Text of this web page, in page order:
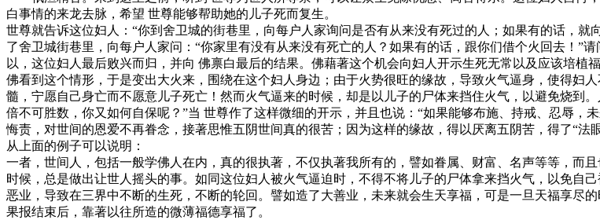
白事情的来龙去脉，希望 世尊能够帮助她的儿子死而复生。
世尊就告诉这位妇人：“你到舍卫城的街巷里，向每户人家询问是否有从来没有死过的人；如果有的话，
了舍卫城街巷里，向每户人家问：“你家里有没有从来没有死亡的人？如果有的话，跟你们借个火回去！”
以，这位妇人最后败兴而归，并向 佛禀白最后的结果。佛藉著这个机会向妇人开示生死无常以及应该培植
佛看到这个情形，于是变出大火来，围绕在这个妇人身边；由于火势很旺的缘故，导致火气逼身，使得妇
髓，宁愿自己身亡而不愿意儿子死亡！然而火气逼来的时候，却是以儿子的尸体来挡住火气，以避免烧到
倍不可胜数，你又如何自保呢？”当 世尊作了这样微细的开示，并且也说：“如果能够布施、持戒、忍辱，
悔责，对世间的恩爱不再眷念，接著思惟五阴世间真的很苦；因为这样的缘故，得以厌离五阴苦，得了“法
从上面的例子可以说明：
一者，世间人，包括一般学佛人在内，真的很执著，不仅执著我所有的，譬如眷属、财富、名声等等，而
时候，总是做出让世人摇头的事。如同这位妇人被火气逼迫时，不得不将儿子的尸体拿来挡火气，以免自
恶业，导致在三界中不断的生死，不断的轮回。譬如造了大善业，未来就会生天享福，可是一旦天福享尽
果报结束后，靠著以往所造的微薄福德享福了。